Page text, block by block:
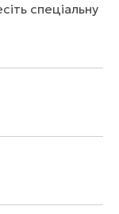
спеціальну